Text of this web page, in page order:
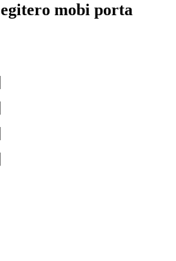
egitero mobi porta